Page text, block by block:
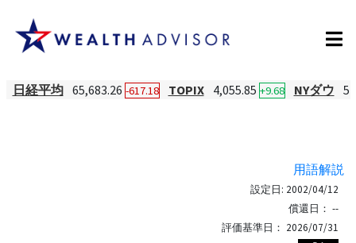
日経平均 65,683.26 -617.18 TOPIX 4,055.85 +9.68 NYダウ
用語解説
設定日: 2002/04/12
償還日： --
評価基準日： 2026/07/31